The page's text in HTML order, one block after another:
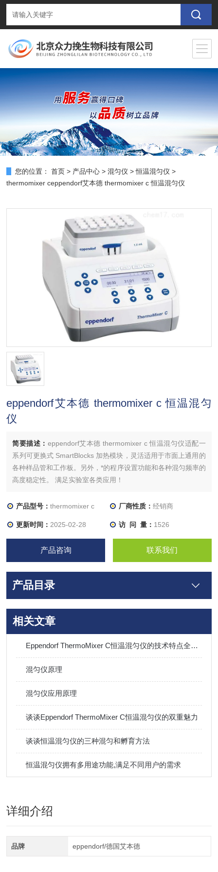
您的位置： 首页 > 产品中心 >混匀仪 >恒温混匀仪 >
thermomixer ceppendorf艾本德 thermomixer c 恒温混匀仪
eppendorf艾本德 thermomixer c 恒温混匀
仪
简要描述： eppendorf艾本德 thermomixer c 恒温混匀仪适配一
系列可更换式 SmartBlocks 加热模块，灵活适用于市面上通用的
各种样品管和工作板。另外，*的程序设置功能和各种混匀频率的
高度稳定性。 满足实验室各类应用！
产品型号：thermomixer c 厂商性质： 经销商
更新时间： 2025-02-28 访 问 量： 1526
产品咨询 联系我们
产品目录
相关文章
Eppendorf ThermoMixer C恒温混匀仪的技术特点全解析
混匀仪原理
混匀仪应用原理
谈谈Eppendorf ThermoMixer C恒温混匀仪的双重魅力
谈谈恒温混匀仪的三种混匀和孵育方法
恒温混匀仪拥有多用途功能,满足不同用户的需求
详细介绍
品牌 eppendorf/德国艾本德